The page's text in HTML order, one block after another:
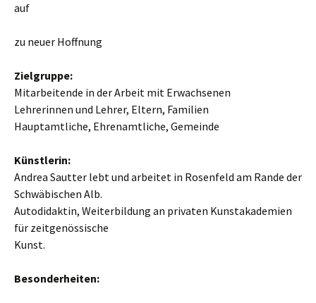
auf
zu neuer Hoffnung
Zielgruppe:
Mitarbeitende in der Arbeit mit Erwachsenen
Lehrerinnen und Lehrer, Eltern, Familien
Hauptamtliche, Ehrenamtliche, Gemeinde
Künstlerin:
Andrea Sautter lebt und arbeitet in Rosenfeld am Rande der
Schwäbischen Alb.
Autodidaktin, Weiterbildung an privaten Kunstakademien
für zeitgenössische
Kunst.
Besonderheiten: